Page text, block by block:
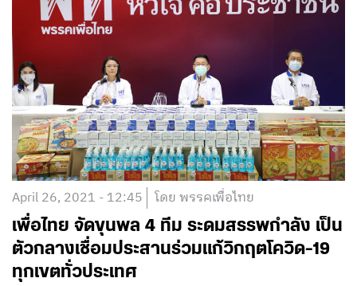
April 26, 2021 - 12:45 โดย พรรคเพื่อไทย
เพื่อไทย จัดขุนพล 4 ทีม ระดมสรรพกำลัง เป็น
ตัวกลางเชื่อมประสานร่วมแก้วิกฤตโควิด-19
ทุกเขตทั่วประเทศ